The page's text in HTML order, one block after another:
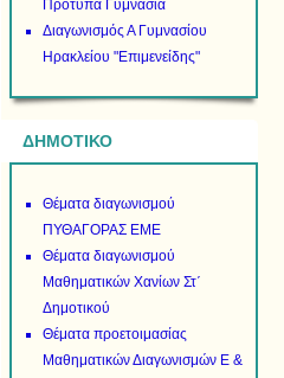
Πρότυπα Γυμνάσια
Διαγωνισμός Α Γυμνασίου
Ηρακλείου "Επιμενείδης"
ΔΗΜΟΤΙΚΟ
Θέματα διαγωνισμού
ΠΥΘΑΓΟΡΑΣ ΕΜΕ
Θέματα διαγωνισμού
Μαθηματικών Χανίων Στ΄
Δημοτικού
Θέματα προετοιμασίας
Μαθηματικών Διαγωνισμών Ε &